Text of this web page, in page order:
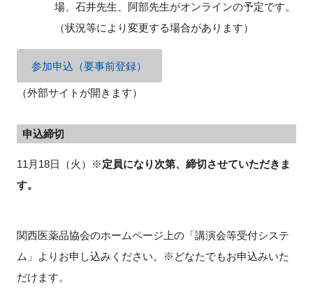
場、石井先生、阿部先生がオンラインの予定です。
（状況等により変更する場合があります）
参加申込（要事前登録）
（外部サイトが開きます）
申込締切
11月18日（火）※定員になり次第、締切させていただきま
す。
関西医薬品協会のホームページ上の「講演会等受付システ
ム」よりお申し込みください。※どなたでもお申込みいた
だけます。